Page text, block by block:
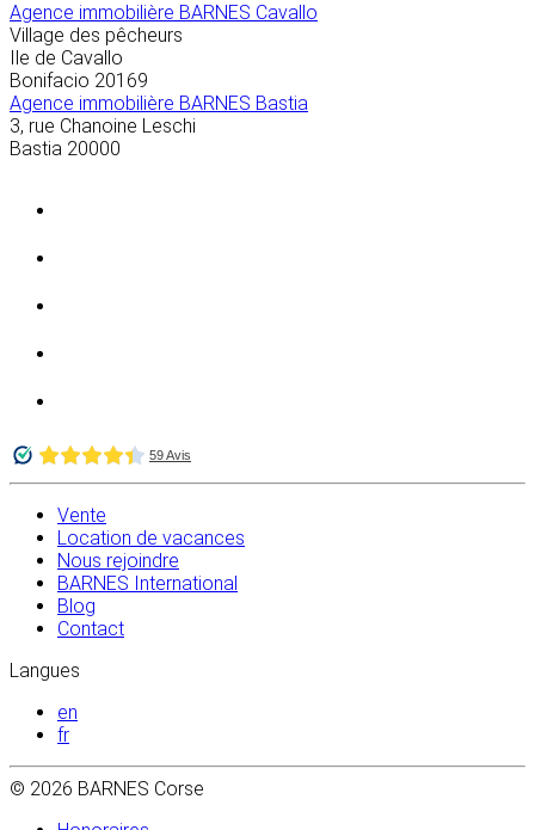
Agence immobilière BARNES Cavallo
Village des pêcheurs
Ile de Cavallo
Bonifacio 20169
Agence immobilière BARNES Bastia
3, rue Chanoine Leschi
Bastia 20000
Vente
Location de vacances
Nous rejoindre
BARNES International
Blog
Contact
Langues
en
fr
© 2026 BARNES Corse